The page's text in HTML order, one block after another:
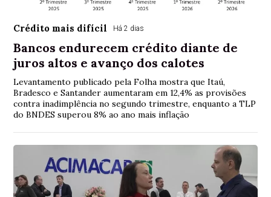
Crédito mais difícil Há 2 dias
Bancos endurecem crédito diante de
juros altos e avanço dos calotes
Levantamento publicado pela Folha mostra que Itaú,
Bradesco e Santander aumentaram em 12,4% as provisões
contra inadimplência no segundo trimestre, enquanto a TLP
do BNDES superou 8% ao ano mais inflação